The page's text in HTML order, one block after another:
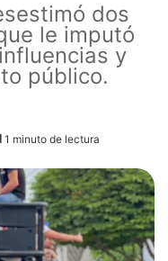
dos
le imputó
y
público.
1 minuto de lectura